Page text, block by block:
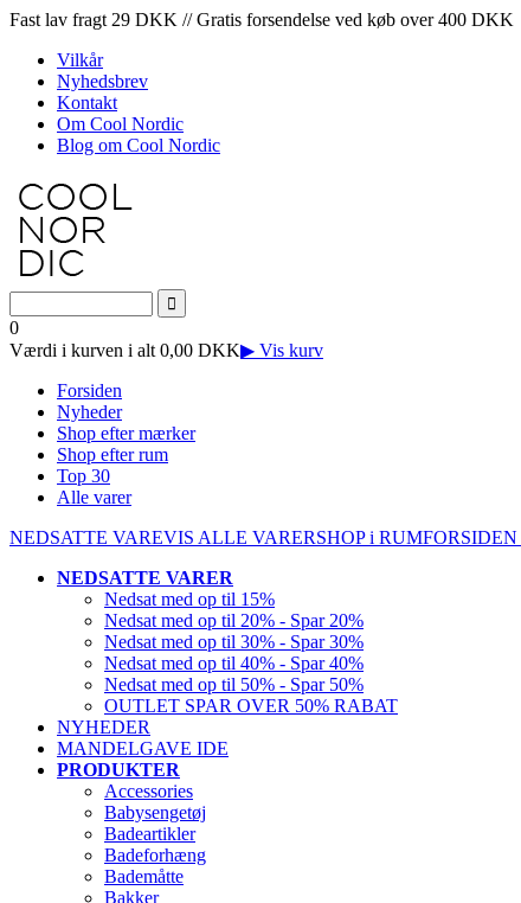
Fast lav fragt 29 DKK // Gratis forsendelse ved køb over 400 DKK
Vilkår
Nyhedsbrev
Kontakt
Om Cool Nordic
Blog om Cool Nordic
0
Værdi i kurven i alt 0,00 DKK▶ Vis kurv
Forsiden
Nyheder
Shop efter mærker
Shop efter rum
Top 30
Alle varer
NEDSATTE VAREVIS ALLE VARERSHOP i RUMFORSIDEN
NEDSATTE VARER
Nedsat med op til 15%
Nedsat med op til 20% - Spar 20%
Nedsat med op til 30% - Spar 30%
Nedsat med op til 40% - Spar 40%
Nedsat med op til 50% - Spar 50%
OUTLET SPAR OVER 50% RABAT
NYHEDER
MANDELGAVE IDE
PRODUKTER
Accessories
Babysengetøj
Badeartikler
Badeforhæng
Bademåtte
Bakker